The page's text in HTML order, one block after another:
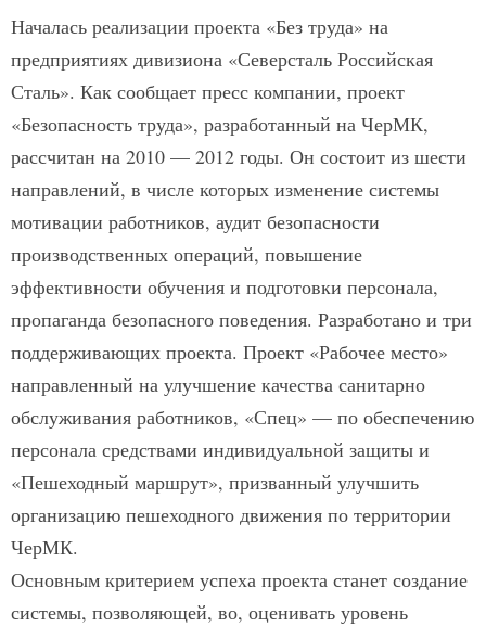
Началась реализации проекта «Без труда» на
предприятиях дивизиона «Северсталь Российская
Сталь». Как сообщает пресс компании, проект
«Безопасность труда», разработанный на ЧерМК,
рассчитан на 2010 — 2012 годы. Он состоит из шести
направлений, в числе которых изменение системы
мотивации работников, аудит безопасности
производственных операций, повышение
эффективности обучения и подготовки персонала,
пропаганда безопасного поведения. Разработано и три
поддерживающих проекта. Проект «Рабочее место»
направленный на улучшение качества санитарно
обслуживания работников, «Спец» — по обеспечению
персонала средствами индивидуальной защиты и
«Пешеходный маршрут», призванный улучшить
организацию пешеходного движения по территории
ЧерМК.
Основным критерием успеха проекта станет создание
системы, позволяющей, во, оценивать уровень